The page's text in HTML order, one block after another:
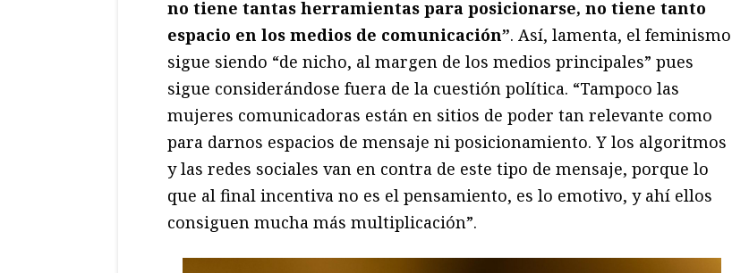
no tiene tantas herramientas para posicionarse, no tiene tanto
espacio en los medios de comunicación”. Así, lamenta, el feminismo
sigue siendo “de nicho, al margen de los medios principales” pues
sigue considerándose fuera de la cuestión política. “Tampoco las
mujeres comunicadoras están en sitios de poder tan relevante como
para darnos espacios de mensaje ni posicionamiento. Y los algoritmos
y las redes sociales van en contra de este tipo de mensaje, porque lo
que al final incentiva no es el pensamiento, es lo emotivo, y ahí ellos
consiguen mucha más multiplicación”.